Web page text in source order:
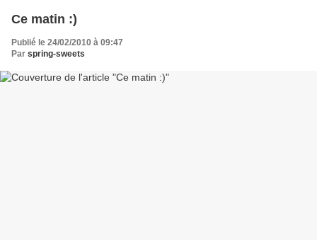
Ce matin :)
Publié le 24/02/2010 à 09:47
Par spring-sweets